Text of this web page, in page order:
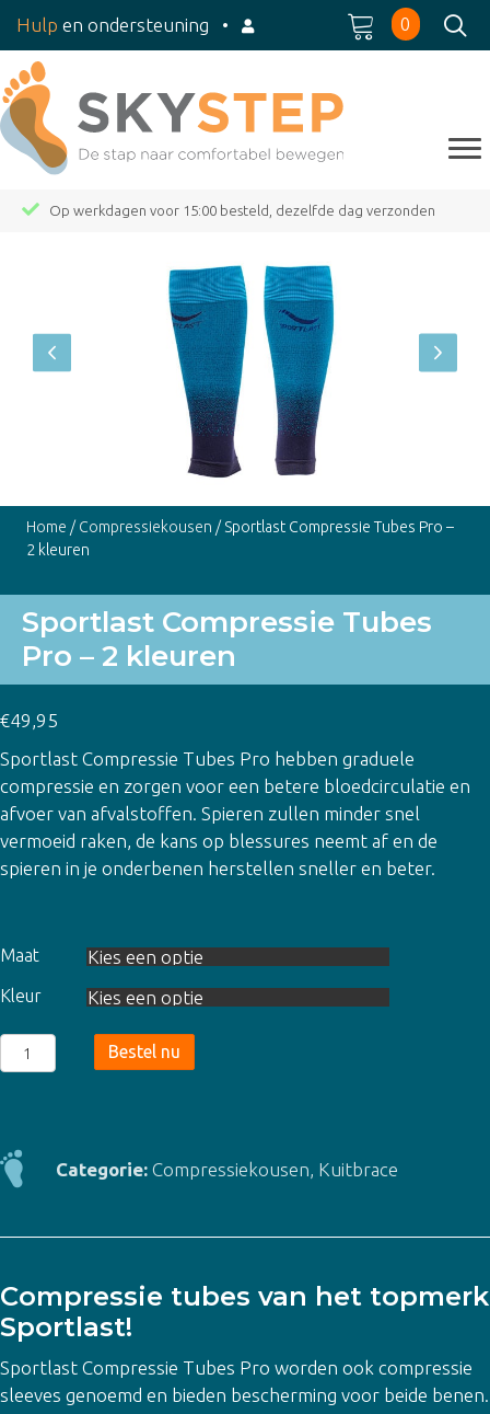
Hulp en ondersteuning • 0
Op werkdagen voor 15:00 besteld, dezelfde dag verzonden
Home / Compressiekousen / Sportlast Compressie Tubes Pro –
2 kleuren
Sportlast Compressie Tubes
Pro – 2 kleuren
€49,95
Sportlast Compressie Tubes Pro hebben graduele
compressie en zorgen voor een betere bloedcirculatie en
afvoer van afvalstoffen. Spieren zullen minder snel
vermoeid raken, de kans op blessures neemt af en de
spieren in je onderbenen herstellen sneller en beter.
Maat
Kleur
Sportlast
Compressie
-
2
aantal
Bestel nu
Categorie: Compressiekousen, Kuitbrace
Compressie tubes van het topmerk
Sportlast!
Sportlast Compressie Tubes Pro worden ook compressie
sleeves genoemd en bieden bescherming voor beide benen.